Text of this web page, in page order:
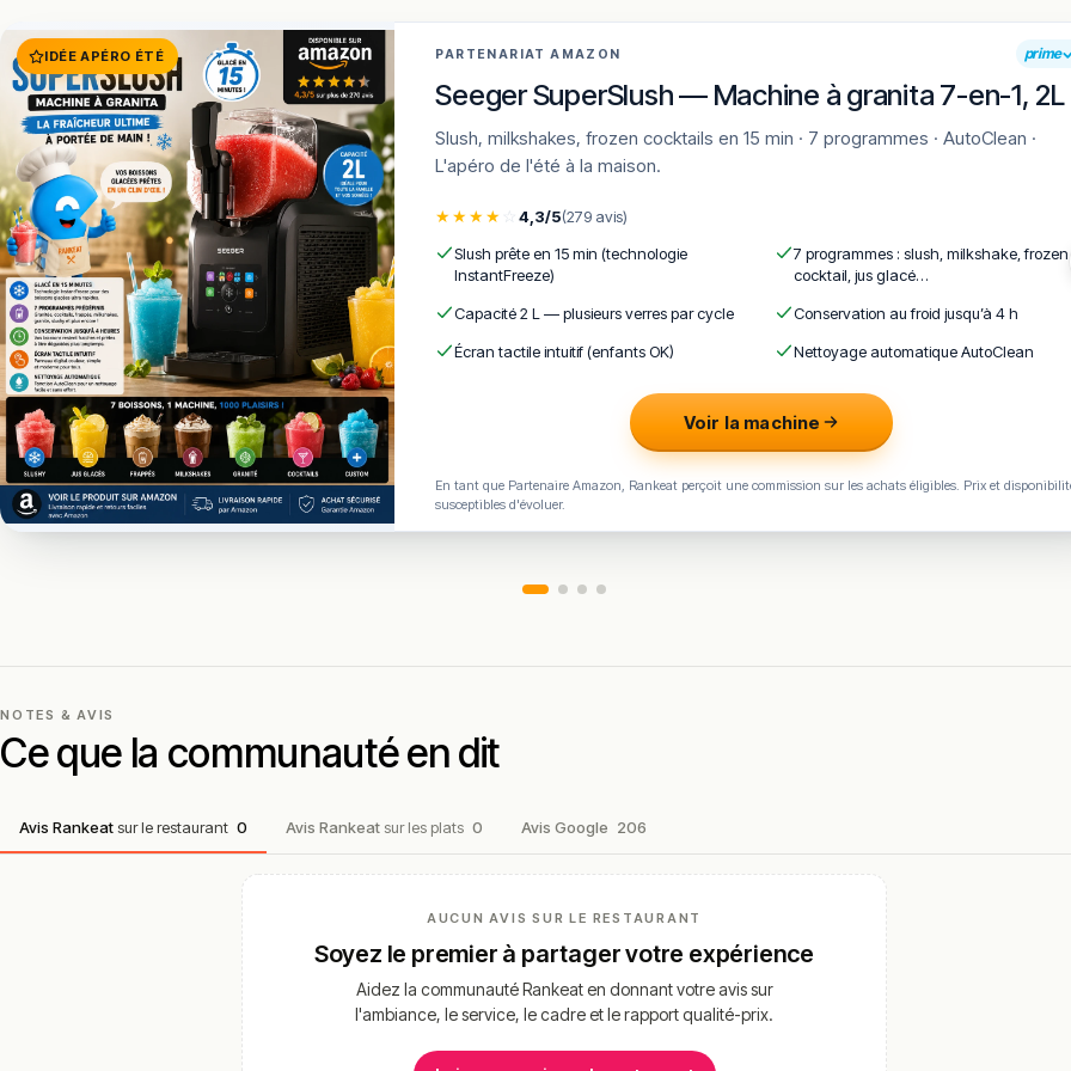
IDÉE APÉRO ÉTÉ PARTENARIAT AMAZON prime
Seeger SuperSlush — Machine à granita 7-en-1, 2L
Slush, milkshakes, frozen cocktails en 15 min · 7 programmes · AutoClean ·
L'apéro de l'été à la maison.
★★★★ ☆4,3/5(279 avis)
Slush prête en 15 min (technologie
InstantFreeze)
7 programmes : slush, milkshake, frozen
cocktail, jus glacé…
Capacité 2 L — plusieurs verres par cycle
Conservation au froid jusqu’à 4 h
Écran tactile intuitif (enfants OK)
Nettoyage automatique AutoClean
Voir la machine
En tant que Partenaire Amazon, Rankeat perçoit une commission sur les achats éligibles. Prix et
susceptibles d'évoluer.
NOTES & AVIS
Ce que la communauté en dit
Avis Rankeatsur le restaurant 0 Avis Rankeat sur les plats 0 Avis Google 206
AUCUN AVIS SUR LE RESTAURANT
Soyez le premier à partager votre expérience
Aidez la communauté Rankeat en donnant votre avis sur
l'ambiance, le service, le cadre et le rapport qualité-prix.